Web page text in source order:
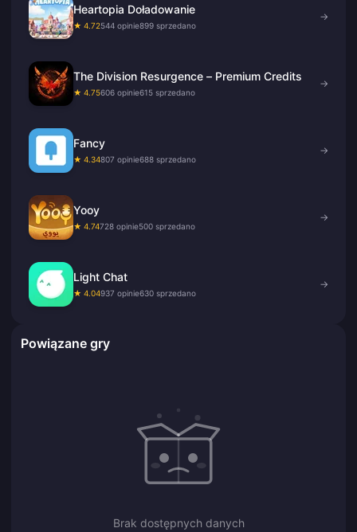
Heartopia Doładowanie
★ 4.72544 opinie899 sprzedano
→
The Division Resurgence – Premium Credits
★ 4.75606 opinie615 sprzedano
→
Fancy
★ 4.34807 opinie688 sprzedano
→
Yooy
★ 4.74728 opinie500 sprzedano
→
Light Chat
★ 4.04937 opinie630 sprzedano
→
Powiązane gry
Brak dostępnych danych